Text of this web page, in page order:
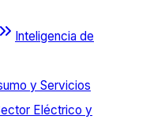
Inteligencia de
y Servicios
Eléctrico y